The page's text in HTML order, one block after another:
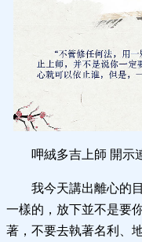
呷絨多吉上師 開示
我今天講出離心的
一樣的，放下並不是要
著，不要去執著名利、